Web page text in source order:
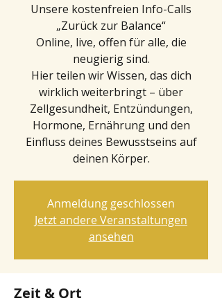
Unsere kostenfreien Info-Calls
„Zurück zur Balance“
Online, live, offen für alle, die
neugierig sind.
Hier teilen wir Wissen, das dich
wirklich weiterbringt – über
Zellgesundheit, Entzündungen,
Hormone, Ernährung und den
Einfluss deines Bewusstseins auf
deinen Körper.
Anmeldung geschlossen
Jetzt andere Veranstaltungen
ansehen
Zeit & Ort